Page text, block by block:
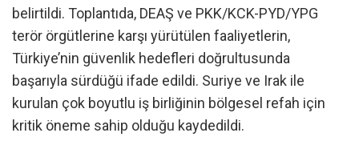
belirtildi. Toplantıda, DEAŞ ve PKK/KCK-PYD/YPG
terör örgütlerine karşı yürütülen faaliyetlerin,
Türkiye’nin güvenlik hedefleri doğrultusunda
başarıyla sürdüğü ifade edildi. Suriye ve Irak ile
kurulan çok boyutlu iş birliğinin bölgesel refah için
kritik öneme sahip olduğu kaydedildi.